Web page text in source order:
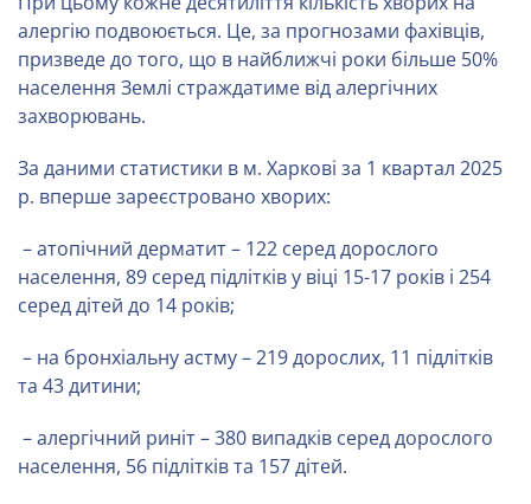
алергію подвоюється. Це, за прогнозами фахівців,
призведе до того, що в найближчі роки більше 50%
населення Землі страждатиме від алергічних
захворювань.
За даними статистики в м. Харкові за 1 квартал 2025
р. вперше зареєстровано хворих:
– атопічний дерматит – 122 серед дорослого
населення, 89 серед підлітків у віці 15-17 років і 254
серед дітей до 14 років;
– на бронхіальну астму – 219 дорослих, 11 підлітків
та 43 дитини;
– алергічний риніт – 380 випадків серед дорослого
населення, 56 підлітків та 157 дітей.